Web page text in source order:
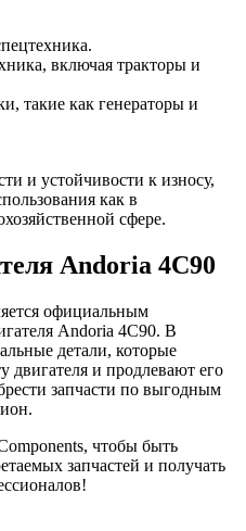
включая тракторы и
такие как генераторы и
и устойчивости к износу,
как в
сфере.
Andoria 4C90
официальным
Andoria 4C90. В
детали, которые
двигателя и продлевают его
запчасти по выгодным
чтобы быть
запчастей и получать